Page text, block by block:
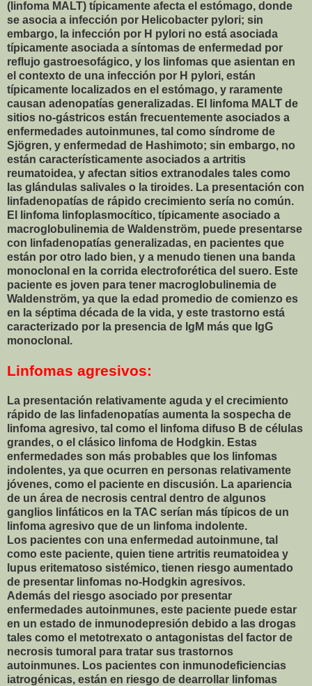
(linfoma MALT) típicamente afecta el estómago, donde
se asocia a infección por Helicobacter pylori; sin
embargo, la infección por H pylori no está asociada
típicamente asociada a síntomas de enfermedad por
reflujo gastroesofágico, y los linfomas que asientan en
el contexto de una infección por H pylori, están
típicamente localizados en el estómago, y raramente
causan adenopatías generalizadas. El linfoma MALT de
sitios no-gástricos están frecuentemente asociados a
enfermedades autoinmunes, tal como síndrome de
Sjögren, y enfermedad de Hashimoto; sin embargo, no
están característicamente asociados a artritis
reumatoidea, y afectan sitios extranodales tales como
las glándulas salivales o la tiroides. La presentación con
linfadenopatías de rápido crecimiento sería no común.
El linfoma linfoplasmocítico, típicamente asociado a
macroglobulinemia de Waldenström, puede presentarse
con linfadenopatías generalizadas, en pacientes que
están por otro lado bien, y a menudo tienen una banda
monoclonal en la corrida electroforética del suero. Este
paciente es joven para tener macroglobulinemia de
Waldenström, ya que la edad promedio de comienzo es
en la séptima década de la vida, y este trastorno está
caracterizado por la presencia de IgM más que IgG
monoclonal.
Linfomas agresivos:
La presentación relativamente aguda y el crecimiento
rápido de las linfadenopatías aumenta la sospecha de
linfoma agresivo, tal como el linfoma difuso B de células
grandes, o el clásico linfoma de Hodgkin. Estas
enfermedades son más probables que los linfomas
indolentes, ya que ocurren en personas relativamente
jóvenes, como el paciente en discusión. La apariencia
de un área de necrosis central dentro de algunos
ganglios linfáticos en la TAC serían más típicos de un
linfoma agresivo que de un linfoma indolente.
Los pacientes con una enfermedad autoinmune, tal
como este paciente, quien tiene artritis reumatoidea y
lupus eritematoso sistémico, tienen riesgo aumentado
de presentar linfomas no-Hodgkin agresivos.
Además del riesgo asociado por presentar
enfermedades autoinmunes, este paciente puede estar
en un estado de inmunodepresión debido a las drogas
tales como el metotrexato o antagonistas del factor de
necrosis tumoral para tratar sus trastornos
autoinmunes. Los pacientes con inmunodeficiencias
iatrogénicas, están en riesgo de dearrollar linfomas